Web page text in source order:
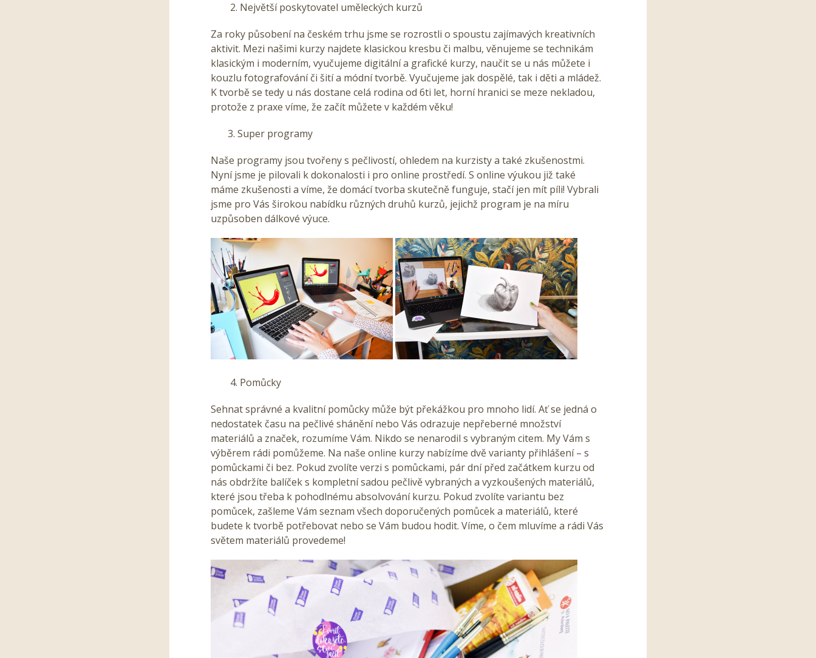
2. Největší poskytovatel uměleckých kurzů
Za roky působení na českém trhu jsme se rozrostli o spoustu zajímavých kreativních
aktivit. Mezi našimi kurzy najdete klasickou kresbu či malbu, věnujeme se technikám
klasickým i moderním, vyučujeme digitální a grafické kurzy, naučit se u nás můžete i
kouzlu fotografování či šití a módní tvorbě. Vyučujeme jak dospělé, tak i děti a mládež.
K tvorbě se tedy u nás dostane celá rodina od 6ti let, horní hranici se meze nekladou,
protože z praxe víme, že začít můžete v každém věku!
3. Super programy
Naše programy jsou tvořeny s pečlivostí, ohledem na kurzisty a také zkušenostmi.
Nyní jsme je pilovali k dokonalosti i pro online prostředí. S online výukou již také
máme zkušenosti a víme, že domácí tvorba skutečně funguje, stačí jen mít píli! Vybrali
jsme pro Vás širokou nabídku různých druhů kurzů, jejichž program je na míru
uzpůsoben dálkové výuce.
4. Pomůcky
Sehnat správné a kvalitní pomůcky může být překážkou pro mnoho lidí. Ať se jedná o
nedostatek času na pečlivé shánění nebo Vás odrazuje nepřeberné množství
materiálů a značek, rozumíme Vám. Nikdo se nenarodil s vybraným citem. My Vám s
výběrem rádi pomůžeme. Na naše online kurzy nabízíme dvě varianty přihlášení – s
pomůckami či bez. Pokud zvolíte verzi s pomůckami, pár dní před začátkem kurzu od
nás obdržíte balíček s kompletní sadou pečlivě vybraných a vyzkoušených materiálů,
které jsou třeba k pohodlnému absolvování kurzu. Pokud zvolíte variantu bez
pomůcek, zašleme Vám seznam všech doporučených pomůcek a materiálů, které
budete k tvorbě potřebovat nebo se Vám budou hodit. Víme, o čem mluvíme a rádi Vás
světem materiálů provedeme!